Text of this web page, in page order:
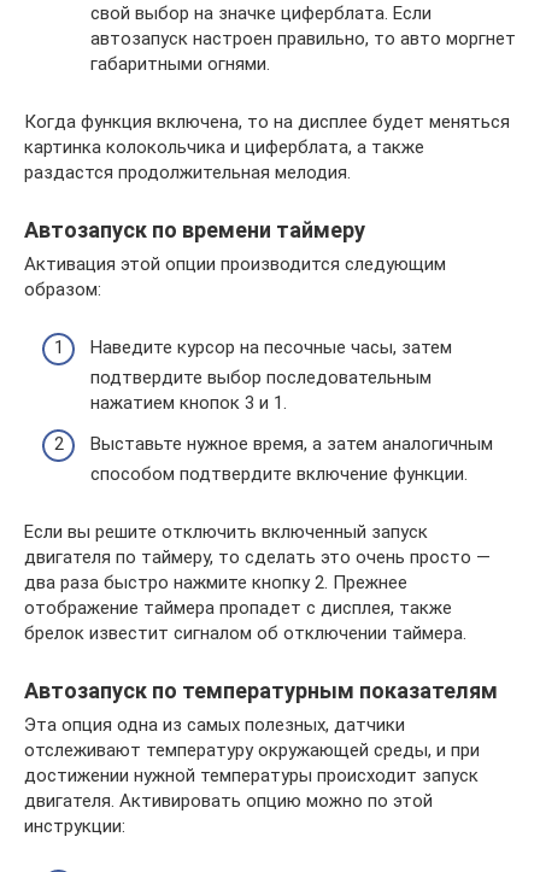
свой выбор на значке циферблата. Если
автозапуск настроен правильно, то авто моргнет
габаритными огнями.
Когда функция включена, то на дисплее будет меняться
картинка колокольчика и циферблата, а также
раздастся продолжительная мелодия.
Автозапуск по времени таймеру
Активация этой опции производится следующим
образом:
Наведите курсор на песочные часы, затем
подтвердите выбор последовательным
нажатием кнопок 3 и 1.
Выставьте нужное время, а затем аналогичным
способом подтвердите включение функции.
Если вы решите отключить включенный запуск
двигателя по таймеру, то сделать это очень просто —
два раза быстро нажмите кнопку 2. Прежнее
отображение таймера пропадет с дисплея, также
брелок известит сигналом об отключении таймера.
Автозапуск по температурным показателям
Эта опция одна из самых полезных, датчики
отслеживают температуру окружающей среды, и при
достижении нужной температуры происходит запуск
двигателя. Активировать опцию можно по этой
инструкции: